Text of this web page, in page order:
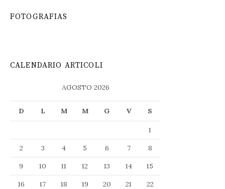
FOTOGRAFIAS
CALENDARIO ARTICOLI
AGOSTO 2026
D L M M G V S
1
2
3 4 5 6 7
8
9
10 11 12 13 14
15
16
17 18 19 20 21
22